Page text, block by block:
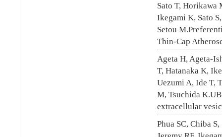
Sato T, Horikawa
Ikegami K, Sato
Setou
Thin-Cap
Ageta H, Ageta-
T, Hatanaka K,
Uezumi A, Ide T,
M, Tsuchida
extracellular
Phua SC, Chiba